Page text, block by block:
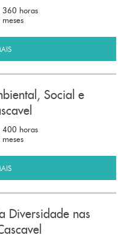
360 horas
Social e
400 horas
Diversidade nas